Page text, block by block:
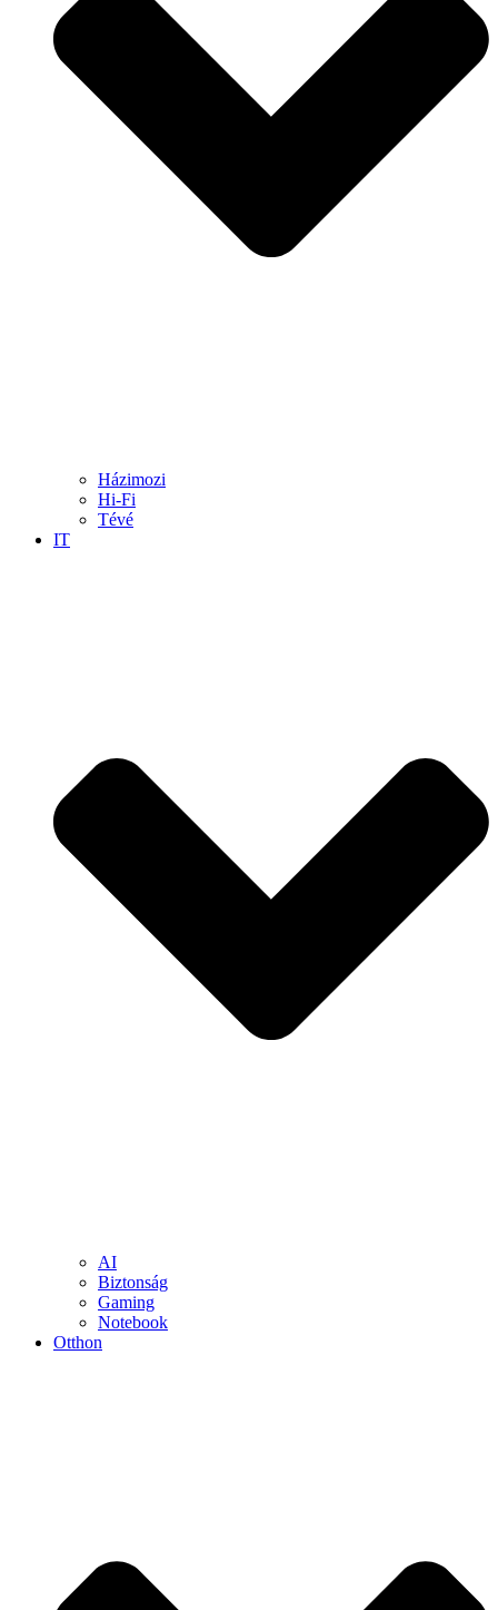
Házimozi
Hi-Fi
Tévé
IT
AI
Biztonság
Gaming
Notebook
Otthon